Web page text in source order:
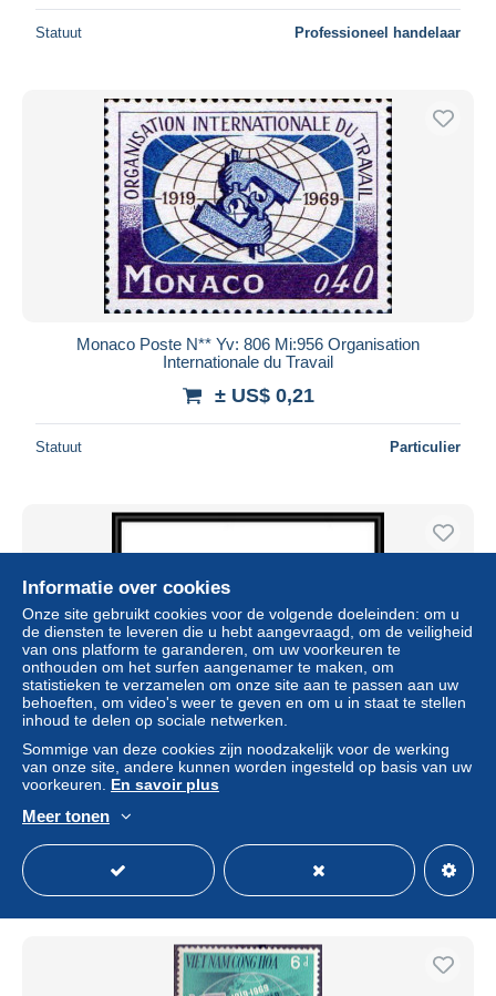
Statuut Professioneel handelaar
Monaco Poste N** Yv: 806 Mi:956 Organisation
Internationale du Travail
± US$ 0,21
Statuut Particulier
France - N°2305 syndicats professionnels Waldeck-
Rousseau syndicats PROMO épreuve de luxe (deluxe
Professioneel handelaar
Informatie over cookies
Onze site gebruikt cookies voor de volgende doeleinden: om u
de diensten te leveren die u hebt aangevraagd, om de veiligheid
van ons platform te garanderen, om uw voorkeuren te
onthouden om het surfen aangenamer te maken, om
statistieken te verzamelen om onze site aan te passen aan uw
behoeften, om video's weer te geven en om u in staat te stellen
inhoud te delen op sociale netwerken.
Sommige van deze cookies zijn noodzakelijk voor de werking
van onze site, andere kunnen worden ingesteld op basis van uw
voorkeuren. En savoir plus
Meer tonen